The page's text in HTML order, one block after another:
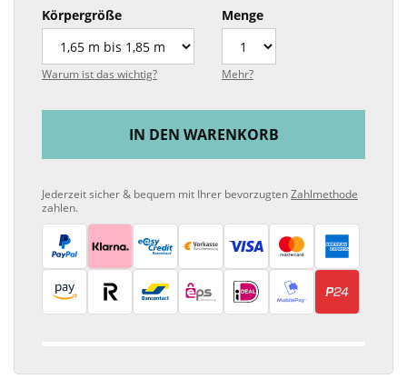
Körpergröße
Warum ist das wichtig?
Menge
Mehr?
IN DEN WARENKORB
Jederzeit sicher & bequem mit Ihrer bevorzugtenZahlmethode
zahlen.